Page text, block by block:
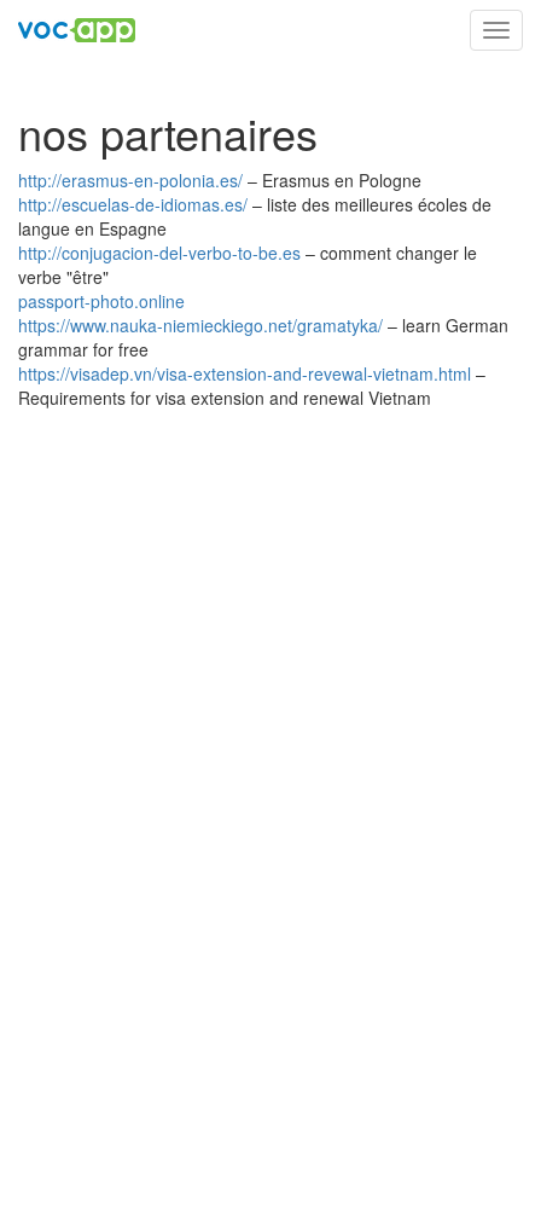
nos partenaires
http://erasmus-en-polonia.es/ – Erasmus en Pologne
http://escuelas-de-idiomas.es/ – liste des meilleures écoles de
langue en Espagne
http://conjugacion-del-verbo-to-be.es – comment changer le
verbe "être"
passport-photo.online
https://www.nauka-niemieckiego.net/gramatyka/ – learn German
grammar for free
https://visadep.vn/visa-extension-and-revewal-vietnam.html –
Requirements for visa extension and renewal Vietnam